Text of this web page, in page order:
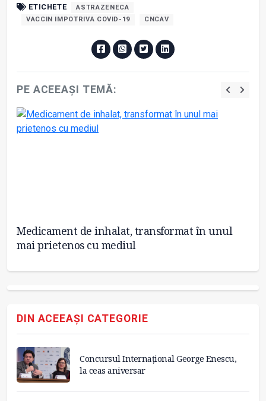
ETICHETE
ASTRAZENECA
VACCIN IMPOTRIVA COVID-19
CNCAV
PE ACEEAȘI TEMĂ:
Medicament de inhalat, transformat în unul
mai prietenos cu mediul
DIN ACEEAȘI CATEGORIE
Concursul Internațional George Enescu,
la ceas aniversar